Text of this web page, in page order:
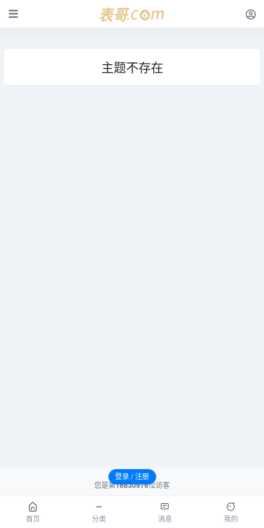
主题不存在
您是第16830976位访客
请先登录后发表评论！
首页 分类 消息 我的
登录 / 注册